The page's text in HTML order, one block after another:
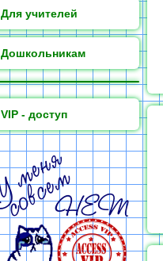
Для учителей
Дошкольникам
VIP - доступ